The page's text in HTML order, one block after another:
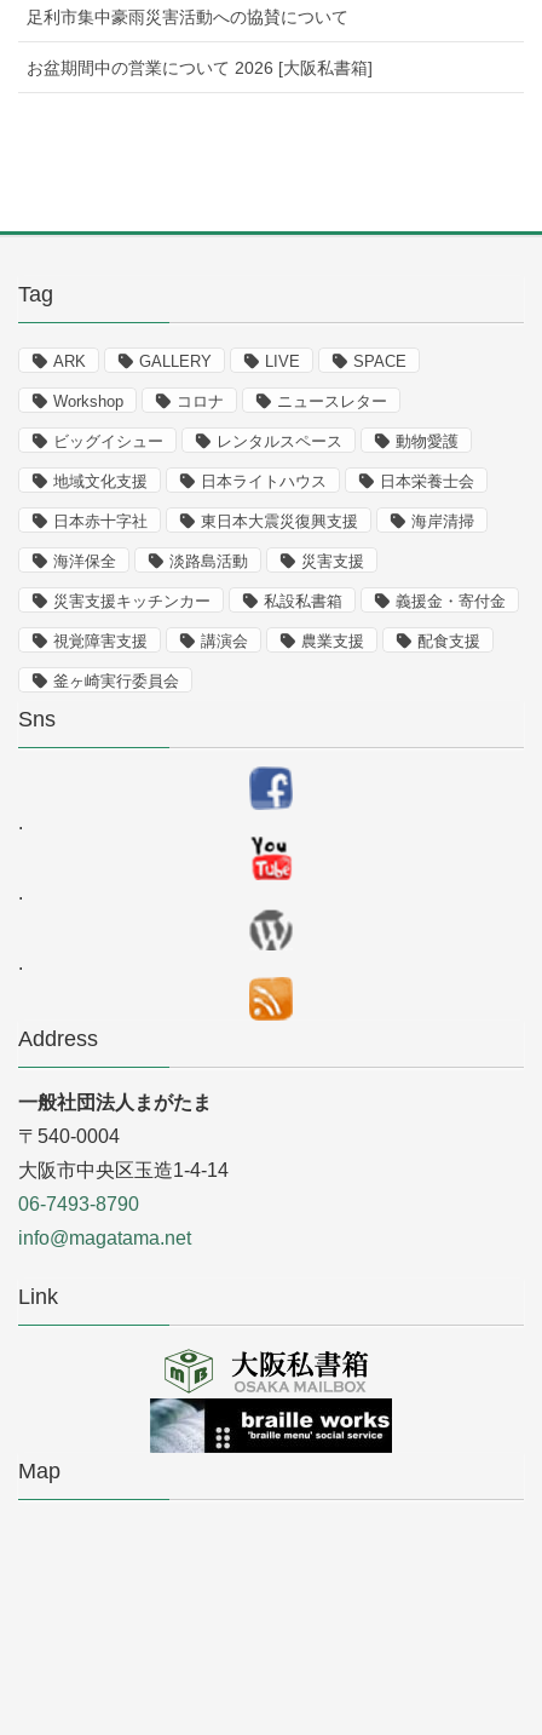
足利市集中豪雨災害活動への協賛について
お盆期間中の営業について 2026 [大阪私書箱]
Tag
ARK GALLERY LIVE SPACE
Workshop コロナ ニュースレター
ビッグイシュー レンタルスペース 動物愛護
地域文化支援 日本ライトハウス 日本栄養士会
日本赤十字社 東日本大震災復興支援 海岸清掃
海洋保全 淡路島活動 災害支援
災害支援キッチンカー 私設私書箱 義援金・寄付金
視覚障害支援 講演会 農業支援 配食支援
釜ヶ崎実行委員会
Sns
.
.
.
Address
一般社団法人まがたま
〒540-0004
大阪市中央区玉造1-4-14
06-7493-8790
info@magatama.net
Link
Map